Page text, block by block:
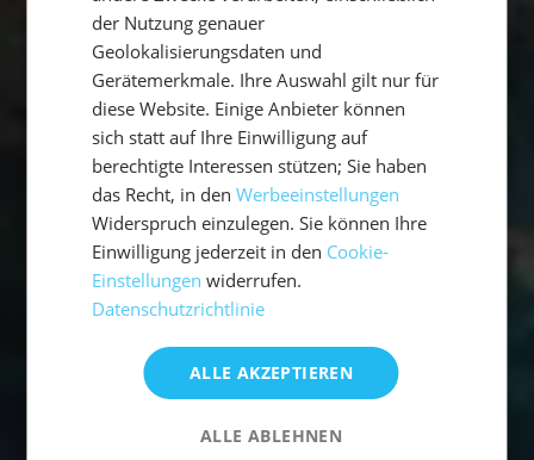
der Nutzung genauer
Geolokalisierungsdaten und
Gerätemerkmale. Ihre Auswahl gilt nur für
diese Website. Einige Anbieter können
sich statt auf Ihre Einwilligung auf
berechtigte Interessen stützen; Sie haben
das Recht, in denWerbeeinstellungen
Widerspruch einzulegen. Sie können Ihre
Einwilligung jederzeit in den Cookie-
Einstellungen widerrufen.
Datenschutzrichtlinie
ALLE AKZEPTIEREN
ALLE ABLEHNEN